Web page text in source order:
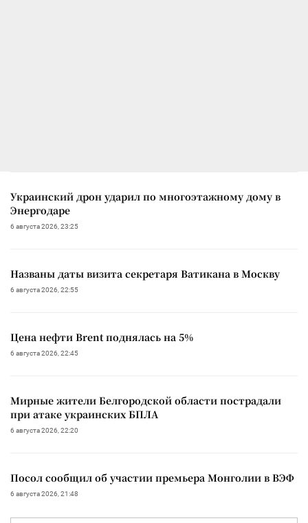
Украинский дрон ударил по многоэтажному дому в
Энергодаре
6 августа 2026, 23:25
Названы даты визита секретаря Ватикана в Москву
6 августа 2026, 22:55
Цена нефти Brent поднялась на 5%
6 августа 2026, 22:45
Мирные жители Белгородской области пострадали
при атаке украинских БПЛА
6 августа 2026, 22:20
Посол сообщил об участии премьера Монголии в ВЭФ
6 августа 2026, 21:48